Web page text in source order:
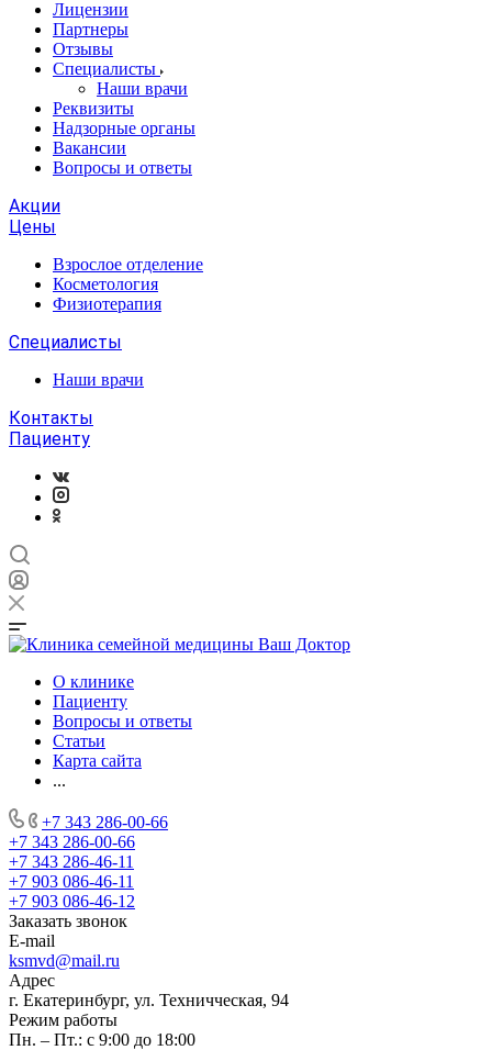
Лицензии
Партнеры
Отзывы
Специалисты
Наши врачи
Реквизиты
Надзорные органы
Вакансии
Вопросы и ответы
Акции
Цены
Взрослое отделение
Косметология
Физиотерапия
Специалисты
Наши врачи
Контакты
Пациенту
О клинике
Пациенту
Вопросы и ответы
Статьи
Карта сайта
...
+7 343 286-00-66
+7 343 286-00-66
+7 343 286-46-11
+7 903 086-46-11
+7 903 086-46-12
Заказать звонок
E-mail
ksmvd@mail.ru
Адрес
г. Екатеринбург, ул. Техничческая, 94
Режим работы
Пн. – Пт.: с 9:00 до 18:00